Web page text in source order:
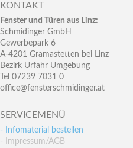
KONTAKT
Fenster und Türen aus Linz:
Schmidinger GmbH
Gewerbepark 6
A-4201 Gramastetten bei Linz
Bezirk Urfahr Umgebung
Tel 07239 7031 0
office@fensterschmidinger.at
SERVICEMENÜ
- Infomaterial bestellen
- Impressum/AGB